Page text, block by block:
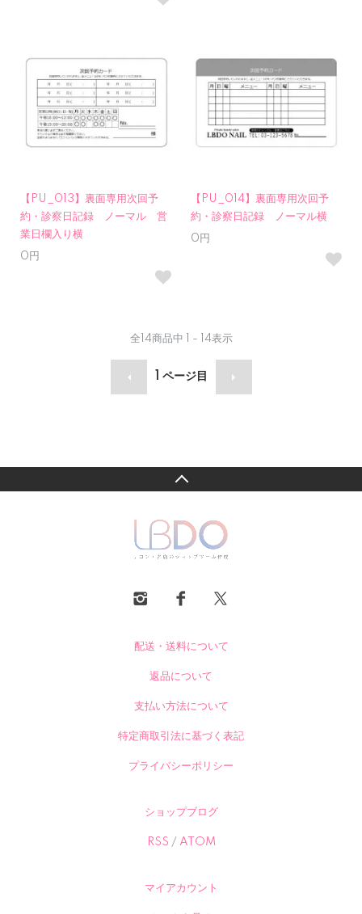
【PU_013】裏面専用次回予
約・診察日記録 ノーマル 営
業日欄入り横
0円
【PU_014】裏面専用次回予
約・診察日記録 ノーマル横
0円
全 14商品中 1 - 14表示
ページ目
配送・送料について
返品について
支払い方法について
特定商取引法に基づく表記
プライバシーポリシー
ショップブログ
RSS / ATOM
マイアカウント